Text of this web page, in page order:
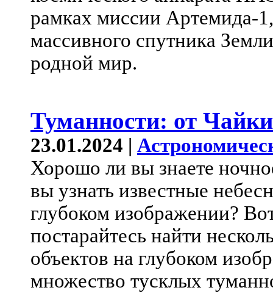
рамках миссии Артемида-
массивного спутника
родной мир.
Туманности: от
23.01.2024 |
Хорошо ли вы знаете
вы узнать известные
глубоком изображении?
постарайтесь найти
объектов на глубоком
множество тусклых